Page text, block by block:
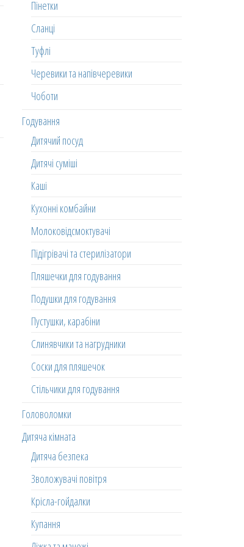
Пінетки
Сланці
Туфлі
Черевики та напівчеревики
Чоботи
Годування
Дитячий посуд
Дитячі суміші
Каші
Кухонні комбайни
Молоковідсмоктувачі
Підігрівачі та стерилізатори
Пляшечки для годування
Подушки для годування
Пустушки, карабіни
Слинявчики та нагрудники
Соски для пляшечок
Стільчики для годування
Головоломки
Дитяча кімната
Дитяча безпека
Зволожувачі повітря
Крісла-гойдалки
Купання